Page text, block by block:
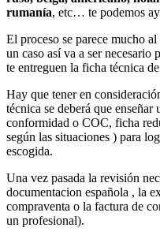
rumanía, etc… te podemos
El proceso se parece mucho
un caso así va a ser necesario
te entreguen la ficha técnica de
Hay que tener en
técnica se deberá que
conformidad o COC, ficha
según las situaciones ) para
escogida.
Una vez pasada la revisión
documentacion española , la
compraventa o la factura de
un profesional).